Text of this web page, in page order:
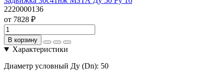
2220000136
от 7828 ₽
В корзину
Характеристики
Диаметр условный Ду (Dn): 50